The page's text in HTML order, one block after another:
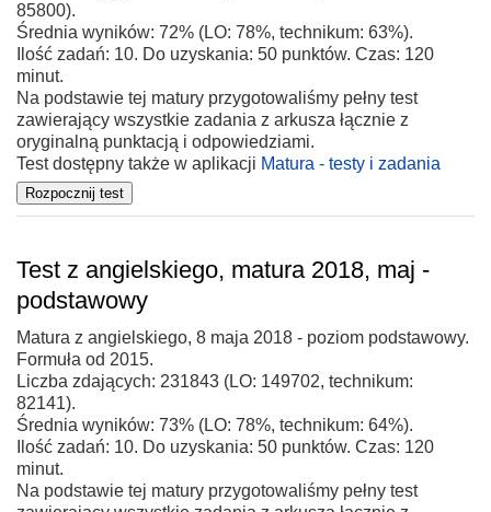
85800).
Średnia wyników: 72% (LO: 78%, technikum: 63%).
Ilość zadań: 10. Do uzyskania: 50 punktów. Czas: 120
minut.
Na podstawie tej matury przygotowaliśmy pełny test
zawierający wszystkie zadania z arkusza łącznie z
oryginalną punktacją i odpowiedziami.
Test dostępny także w aplikacji Matura - testy i zadania
Test z angielskiego, matura 2018, maj -
podstawowy
Matura z angielskiego, 8 maja 2018 - poziom podstawowy.
Formuła od 2015.
Liczba zdających: 231843 (LO: 149702, technikum:
82141).
Średnia wyników: 73% (LO: 78%, technikum: 64%).
Ilość zadań: 10. Do uzyskania: 50 punktów. Czas: 120
minut.
Na podstawie tej matury przygotowaliśmy pełny test